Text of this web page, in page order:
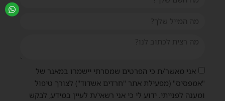
אני מאשר/ת כי הפרטים שמסרתי יישמרו במאגר של
"אמפסיס" (מפעילת אתר "חרדים אשדוד") לצורך טיפול
ומענה לפנייתי. ידוע לי כי אני רשאי/ת לעיין במידע, לבקש